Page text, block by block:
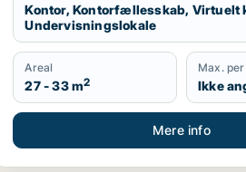
Kontor, Kontorfællesskab, Virtuelt
Undervisningslokale
Areal
27 - 33 m2
Max.
Ikke
Mere info